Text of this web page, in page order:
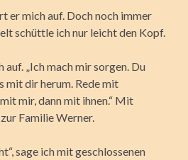
er mich auf. Doch noch immer
schüttle ich nur leicht den Kopf.
auf. „Ich mach mir sorgen. Du
mit dir herum. Rede mit
mir, dann mit ihnen.“ Mit
Familie Werner.
sage ich mit geschlossenen